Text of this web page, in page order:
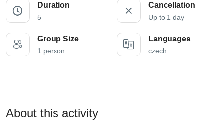
Duration
5
Cancellation
Up to 1 day
Group Size
1 person
Languages
czech
About this activity